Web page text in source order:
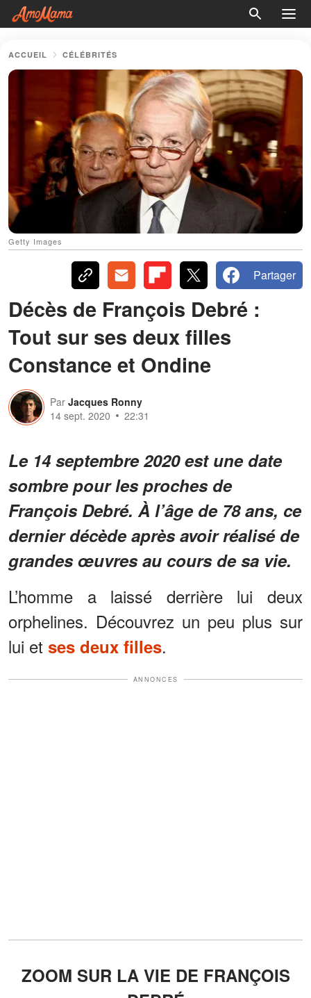
ACCUEIL CÉLÉBRITÉS
Getty Images
Partager
Décès de François Debré :
Tout sur ses deux filles
Constance et Ondine
Par Jacques Ronny
14 sept. 2020
22:31
Le 14 septembre 2020 est une date
sombre pour les proches de
François Debré. À l’âge de 78 ans, ce
dernier décède après avoir réalisé de
grandes œuvres au cours de sa vie.
L’homme a laissé derrière lui deux
orphelines. Découvrez un peu plus sur
lui et ses deux filles.
ANNONCES
ZOOM SUR LA VIE DE FRANÇOIS